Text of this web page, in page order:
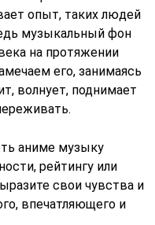
опыт, таких людей
музыкальный фон
на протяжении
его, занимаясь
волнует, поднимает
аниме музыку
рейтингу или
свои чувства и
впечатляющего и